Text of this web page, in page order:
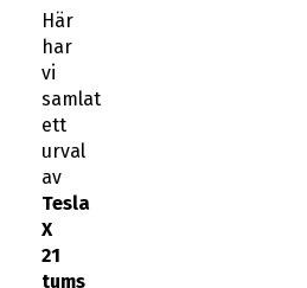
Här
har
vi
samlat
ett
urval
av
Tesla
X
21
tums